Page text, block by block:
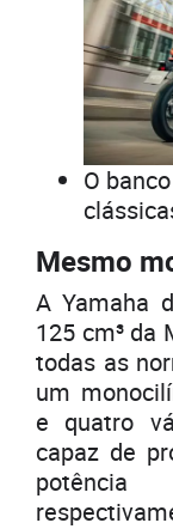
O
Mesmo
A Yamaha
125 cm³ da
todas as
um
e quatro
capaz de